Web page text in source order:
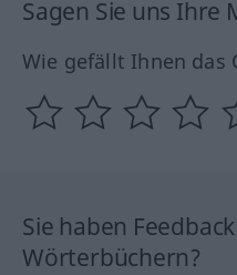
Sagen Sie uns Ihre
Wie gefällt Ihnen das
Sie haben
Wörterbüchern?